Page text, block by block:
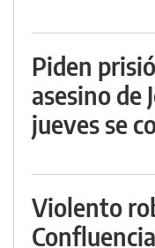
Piden
asesino de
jueves se
Violento